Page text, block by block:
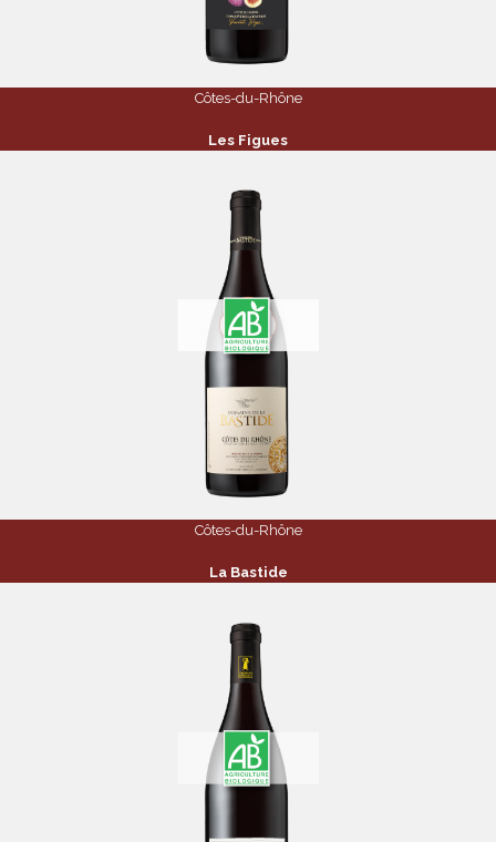
Côtes-du-Rhône
Les Figues
Côtes-du-Rhône
La Bastide